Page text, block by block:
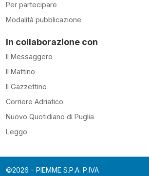
Per partecipare
Modalità pubblicazione
In collaborazione con
Il Messaggero
Il Mattino
Il Gazzettino
Corriere Adriatico
Nuovo Quotidiano di Puglia
Leggo
©2026 - PIEMME S.P.A. P.IVA